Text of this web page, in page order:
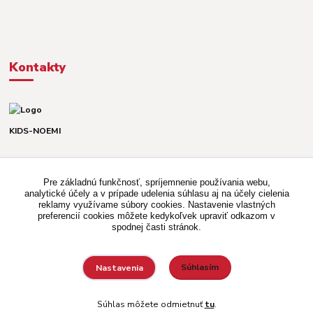
Kontakty
KIDS-NOEMI
(Po-Pia, 8-16 hod.)
kidsnoemi.shop@gmail.com
Pre základnú funkčnosť, spríjemnenie používania webu,
analytické účely a v prípade udelenia súhlasu aj na účely cielenia
reklamy využívame súbory cookies. Nastavenie vlastných
preferencií cookies môžete kedykoľvek upraviť odkazom v
spodnej časti stránok.
Nastavenia Súhlasím
Súhlas môžete odmietnuťtu.